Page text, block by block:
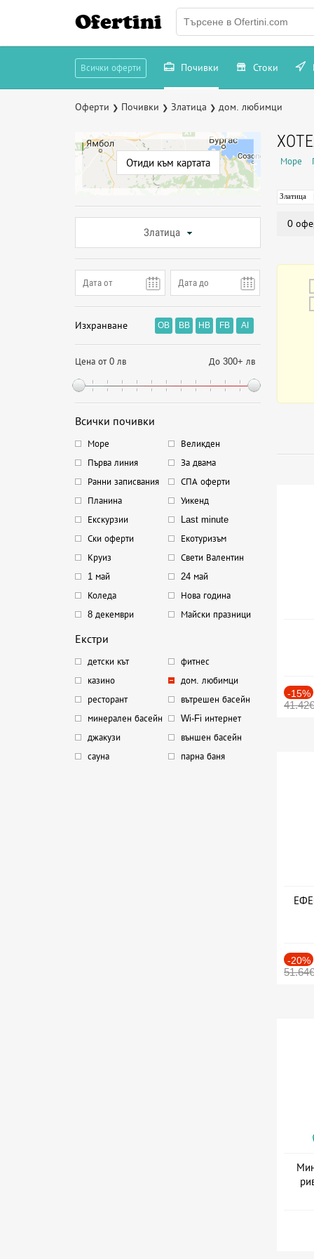
Ofertini
Всички оферти Почивки Стоки
Оферти ❯ Почивки ❯ Златица ❯ дом. любимци
Отиди към картата
Златица
Изхранване OB BB HB FB AI
Цена от 0 лв До 300+ лв
Всички почивки
Море
Великден
Първа линия
За двама
Ранни записвания
СПА оферти
Планина
Уикенд
Екскурзии
Last minute
Ски оферти
Екотуризъм
Круиз
Свети Валентин
1 май
24 май
Коледа
Нова година
8 декември
Майски празници
Екстри
детски кът
фитнес
казино
дом. любимци
ресторант
вътрешен басейн
минерален басейн
Wi-Fi интернет
джакузи
външен басейн
сауна
парна баня
Море
Златица
0
-15%
41.42€
-20%
51.64€